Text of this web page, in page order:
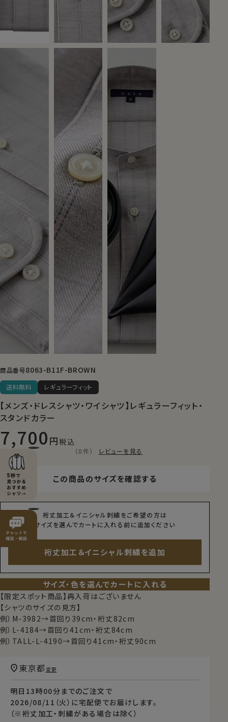
商品番号8063-B11F-BROWN
送料無料 レギュラーフィット
【メンズ・ドレスシャツ・ワイシャツ】レギュラーフィット・
スタンドカラー
7,700 税込
（0件） レビューを見る
この商品のサイズを確認する
裄丈加工＆イニシャル刺繍をご希望の方は
サイズを選んでカートに入れる前に追加ください
裄丈加工＆イニシャル刺繍を追加
サイズ・色を選んでカートに入れる
【限定スポット商品】再入荷はございません
【シャツのサイズの見方】
例）M-3982→首回り39cm・裄丈82cm
例）L-4184→首回り41cm・裄丈84cm
例）TALL-L-4190→首回り41cm・裄丈90cm
明日 13時00分 までのご注文で
2026/08/11（火） に宅配便 でお届けします。
（※裄丈加工・刺繍がある場合は除く）
東京都 変更